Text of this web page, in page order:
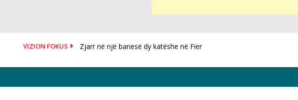
VIZION FOKUS Zjarr në një banesë dy katëshe në Fier
OKB i kërkon SHBA-ve të heqin sanksionet ndaj Kubës